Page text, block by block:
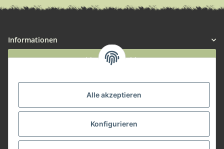
Alle akzeptieren
Konfigurieren
Informationen
Widerruf anmelden
Herstellerinformationen